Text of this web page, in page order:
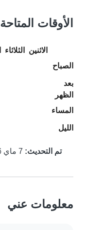
الأوقات المتاحة
الاثنين الثلاثاء
الصباح
بعد
الظهر
المساء
الليل
تم التحديث:
معلومات عني